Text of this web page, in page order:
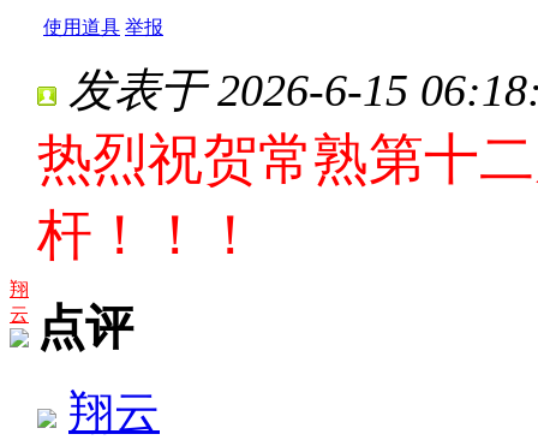
使用道具 举报
翔
云
发表于 2026-6-15
热烈祝贺常熟第十
杆！！！
点评
翔云